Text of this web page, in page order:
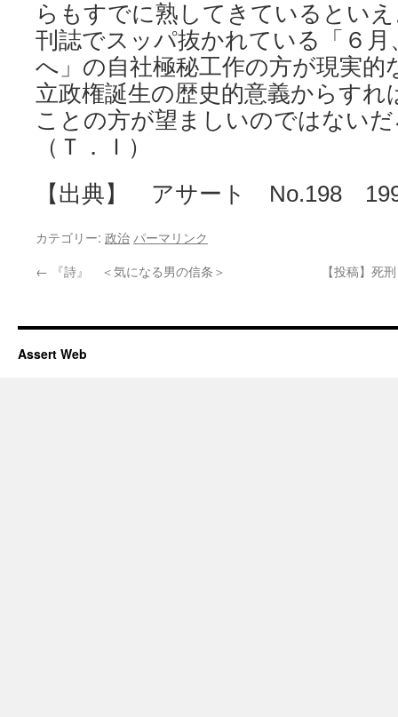
らもすでに熟してきているとい
刊誌でスッパ抜かれている「６月
へ」の自社極秘工作の方が現実的
立政権誕生の歴史的意義からすれ
ことの方が望ましいのではない
（Ｔ．Ｉ）
【出典】 アサート No.198
カテゴリー: 政治 パーマリンク
← 『詩』 ＜気になる男の信条＞ 【投稿】死
Assert Web